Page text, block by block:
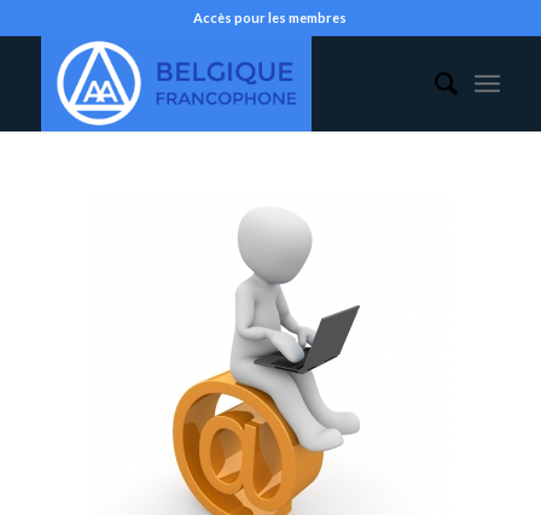
Accès pour les membres